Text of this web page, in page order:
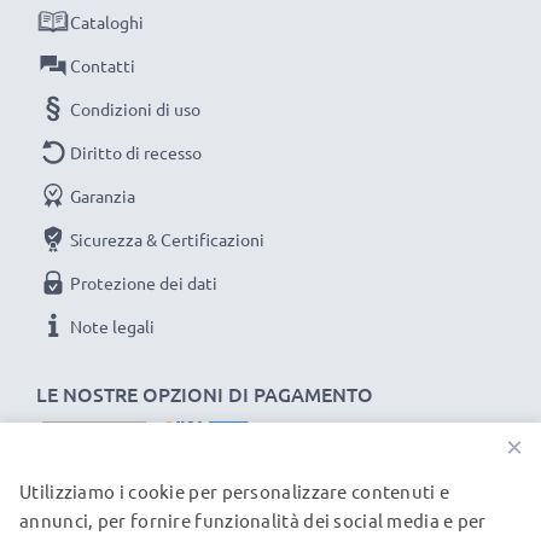
La scelta ecosostenibile che ti fa anche risparmiare
Sostituisci la batteria, non la macchina fotografica! È la
scelta più intelligente e più ecosostenibile che tu
ambientale e gli scarti superflui.
Scegli CELLONIC, scegli la lunga durata e l'efficienza,
non fare compromessi sulla qualità: ordina ora!
LE NOSTRE OPZIONI DI PAGAMENTO
Cataloghi
Contatti
Condizioni di uso
Diritto di recesso
Garanzia
Sicurezza & Certificazioni
Protezione dei dati
Note legali
I NOSTRI PARTNER DI SPEDIZIONE
×
Utilizziamo i cookie per personalizzare contenuti e
annunci, per fornire funzionalità dei social media e per